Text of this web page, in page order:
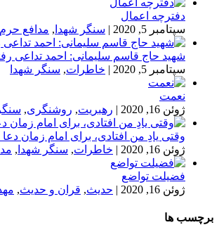
دفترچه اعمال
سپتامبر 5, 2020
| سنگر شهدا , مدافع حرم
شهید حاج قاسم سلیمانی: احمد تداعی
سپتامبر 5, 2020
| خاطرات, سنگر شهدا
نعمت
ژوئن 16, 2020
| رهبریت, روشنگری,
وقتی یادِ من افتادی، برای امام زمان
ژوئن 16, 2020
| خاطرات, سنگر شهدا ,
فضیلت تواضع
ژوئن 16, 2020
| حدیث, قران و حدیث,
برچسب ها